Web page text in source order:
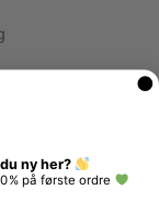
med høj
ny her?
på første ordre